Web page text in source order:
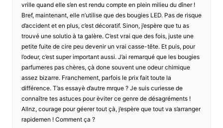
vrille quand elle s’en est rendu compte en plein milieu du dîner !
Bref, maintenant, elle n’utilise que des bougies LED. Pas de risque
d’accident et en plus, c’est décoratif. Sinon, j’espère que tu as
trouvé une solutio à ta galère. C’est vrai que des fois, juste une
petite fuite de cire peu devenir un vrai casse-tête. Et puis, pour
l’odeur, c’est super important aussi. J’ai remarqué que les bougies
parfumeres pas chères, çà done souvent une odeur chimique
assez bizarre. Franchement, parfois le prix fait toute la
différence. T’as essayè d’autre mrque ? Je suis curiesse de
connaître tes astuces pour èviter ce genre de désagréments !
Allnz, courage pour géerer tout çà, j’espère que tout va s’arranger
rapidemen ! Comment ça ?